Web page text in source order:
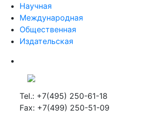
Научная
Международная
Общественная
Издательская
Tel.: +7(495) 250-61-18
Fax: +7(499) 250-51-09